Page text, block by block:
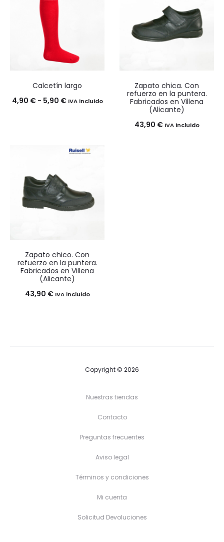
4,20 €
hasta
4,50 €
Calcetín largo
4,90 € - 5,90 €Rango
5,90 €
IVA incluido
Zapato chica. Con
refuerzo en la puntera.
Fabricados en Villena
(Alicante)
43,90 € IVA incluido
Zapato chico. Con
refuerzo en la puntera.
Fabricados en Villena
(Alicante)
43,90 € IVA incluido
Copyright © 2026
Nuestras tiendas
Contacto
Preguntas frecuentes
Aviso legal
Términos y condiciones
Mi cuenta
Solicitud Devoluciones